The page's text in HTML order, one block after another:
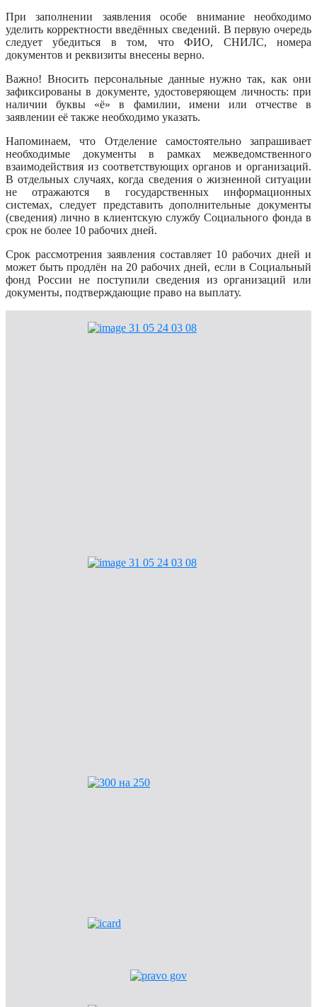
При заполнении заявления особе внимание необходимо
уделить корректности введённых сведений. В первую очередь
следует убедиться в том, что ФИО, СНИЛС, номера
документов и реквизиты внесены верно.
Важно! Вносить персональные данные нужно так, как они
зафиксированы в документе, удостоверяющем личность: при
наличии буквы «ё» в фамилии, имени или отчестве в
заявлении её также необходимо указать.
Напоминаем, что Отделение самостоятельно запрашивает
необходимые документы в рамках межведомственного
взаимодействия из соответствующих органов и организаций.
В отдельных случаях, когда сведения о жизненной ситуации
не отражаются в государственных информационных
системах, следует представить дополнительные документы
(сведения) лично в клиентскую службу Социального фонда в
срок не более 10 рабочих дней.
Срок рассмотрения заявления составляет 10 рабочих дней и
может быть продлён на 20 рабочих дней, если в Социальный
фонд России не поступили сведения из организаций или
документы, подтверждающие право на выплату.